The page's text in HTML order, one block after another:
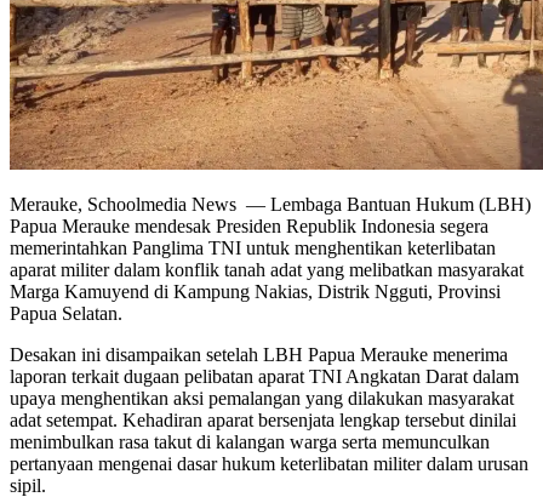
Merauke, Schoolmedia News — Lembaga Bantuan Hukum (LBH)
Papua Merauke mendesak Presiden Republik Indonesia segera
memerintahkan Panglima TNI untuk menghentikan keterlibatan
aparat militer dalam konflik tanah adat yang melibatkan masyarakat
Marga Kamuyend di Kampung Nakias, Distrik Ngguti, Provinsi
Papua Selatan.
Desakan ini disampaikan setelah LBH Papua Merauke menerima
laporan terkait dugaan pelibatan aparat TNI Angkatan Darat dalam
upaya menghentikan aksi pemalangan yang dilakukan masyarakat
adat setempat. Kehadiran aparat bersenjata lengkap tersebut dinilai
menimbulkan rasa takut di kalangan warga serta memunculkan
pertanyaan mengenai dasar hukum keterlibatan militer dalam urusan
sipil.